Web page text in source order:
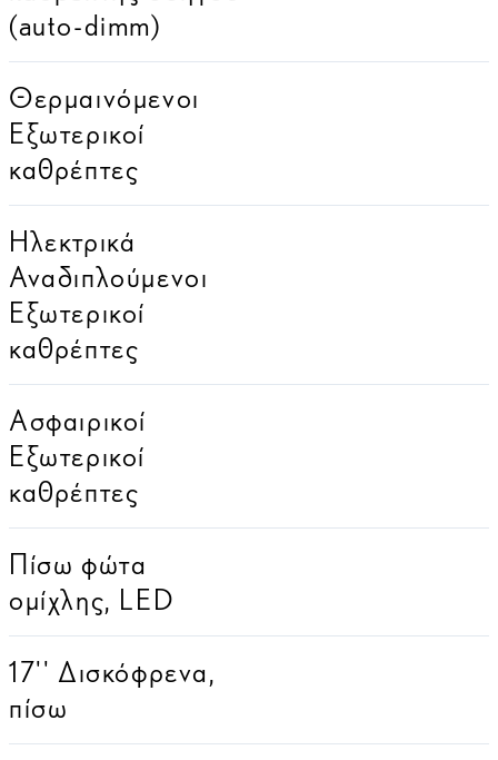
(auto-dimm)
Θερμαινόμενοι
Εξωτερικοί
καθρέπτες
Ηλεκτρικά
Αναδιπλούμενοι
Εξωτερικοί
καθρέπτες
Ασφαιρικοί
Εξωτερικοί
καθρέπτες
Πίσω φώτα
ομίχλης, LED
17'' Δισκόφρενα,
πίσω